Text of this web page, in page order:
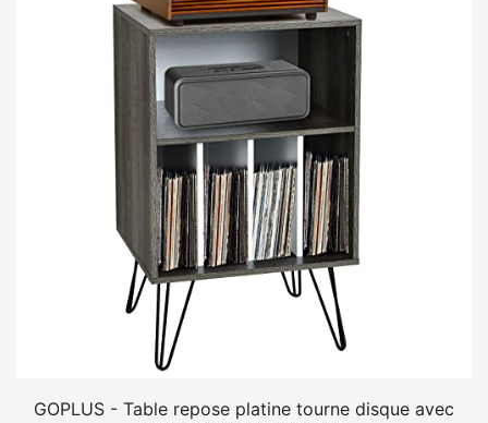
GOPLUS - Table repose platine tourne disque avec